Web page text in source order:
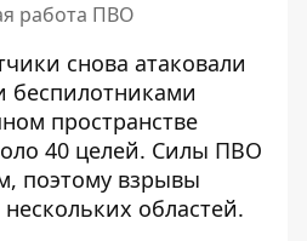
работа ПВО
снова атаковали
беспилотниками
пространстве
40 целей. Силы ПВО
поэтому взрывы
областей.